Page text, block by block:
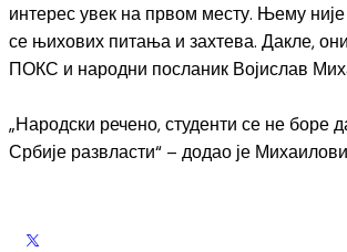
интерес увек на првом месту. Њему
се њихових питања и захтева. Дакле,
ПОКС и народни посланик Војислав
„Народски речено, студенти се не боре
Србије развласти“ – додао је